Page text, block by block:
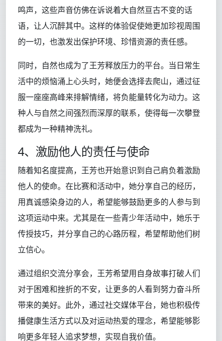
鸣声，这些声音仿佛在诉说着大自然亘古不变的话
语，让人沉醉其中。这样的体验促使她更加珍视周围
的一切，也激发出保护环境、珍惜资源的责任感。
同时，自然也成为了王芳释放压力的平台。当日常生
活中的烦恼涌上心头时，她便会选择去爬山，通过征
服一座座高峰来排解情绪，将负能量转化为动力。这
种人与自然之间强烈而深厚的联系，使得每一次攀登
都成为一种精神洗礼。
4、激励他人的责任与使命
随着知名度提高，王芳也开始意识到自己肩负着激励
他人的使命。在比赛和活动中，她分享自己的经历，
用真诚感染身边的人，希望能够鼓励更多的人参与到
这项运动中来。尤其是在一些青少年活动中，她乐于
传授技巧，并分享自己的心路历程，希望帮助他们树
立信心。
通过组织交流分享会，王芳希望用自身故事打破人们
对于困难和挫折的不安，让更多的人看到努力奋斗所
带来的美好。此外，通过社交媒体平台，她也积极传
播健康生活方式以及对运动热爱的理念，希望能够影
响更多年轻人追求梦想，实现自我价值。